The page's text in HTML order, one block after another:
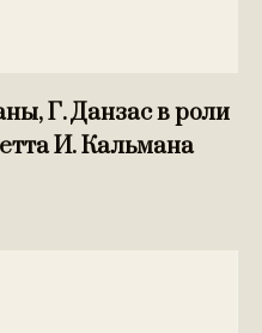
Г. Данзас в роли
И. Кальмана